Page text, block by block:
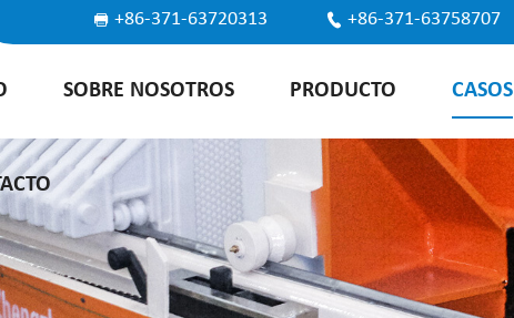
+86-371-63720313 +86-371-63758707
SOBRE NOSOTROS PRODUCTO CASOS